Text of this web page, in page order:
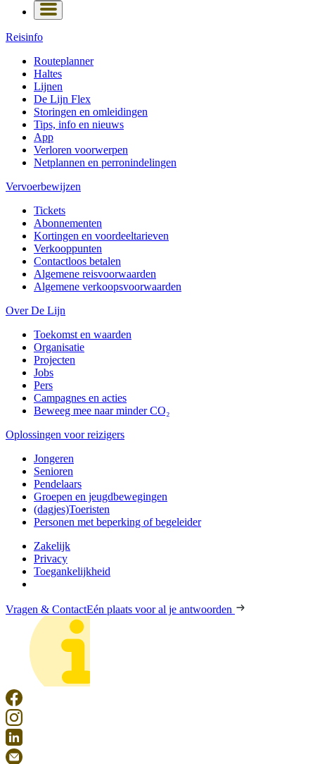
Reisinfo
Routeplanner
Haltes
Lijnen
De Lijn Flex
Storingen en omleidingen
Tips, info en nieuws
App
Verloren voorwerpen
Netplannen en perronindelingen
Vervoerbewijzen
Tickets
Abonnementen
Kortingen en voordeeltarieven
Verkooppunten
Contactloos betalen
Algemene reisvoorwaarden
Algemene verkoopsvoorwaarden
Over De Lijn
Toekomst en waarden
Organisatie
Projecten
Jobs
Pers
Campagnes en acties
Beweeg mee naar minder CO₂
Oplossingen voor reizigers
Jongeren
Senioren
Pendelaars
Groepen en jeugdbewegingen
(dagjes)Toeristen
Personen met beperking of begeleider
Zakelijk
Privacy
Toegankelijkheid
Vragen & ContactEén plaats voor al je antwoorden